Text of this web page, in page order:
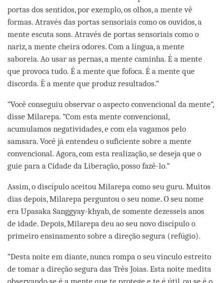
portas dos sentidos, por exemplo, os olhos, a mente vê
formas. Através das portas sensoriais como os ouvidos, a
mente escuta sons. Através de portas sensoriais como o
nariz, a mente cheira odores. Com a língua, a mente
saboreia. Ao usar as pernas, a mente caminha. É a mente
que provoca tudo. É a mente que fofoca. É a mente que
discorda. Ē a mente que produz resultados.”
“Você conseguiu observar o aspecto convencional da mente”,
disse Milarepa. “Com esta mente convencional,
acumulamos negatividades, e com ela vagamos pelo
samsara. Você já entendeu o suficiente sobre a mente
convencional. Agora, com esta realização, se deseja que o
guie para a Cidade da Liberação, posso fazê-lo.”
Assim, o discípulo aceitou Milarepa como seu guru. Muitos
dias depois, Milarepa perguntou o seu nome. O seu nome
era Upasaka Sanggyay-khyab, de somente dezesseis anos
de idade. Depois, Milarepa deu ao seu novo discípulo o
primeiro ensinamento sobre a direção segura (refúgio).
“Desta noite em diante, nunca rompa o seu vinculo estreito
de tomar a direção segura das Três Joias. Esta noite medita